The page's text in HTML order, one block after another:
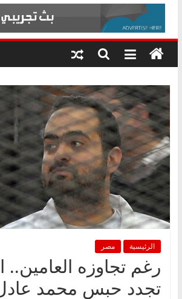
الوزاري لمدينة
إنشاء المبنى الإداري
المجلس القومي لحقوق
متابعة قضية الدكتور
قرينة البراءة وضمانات
درب..
وتبقى
هي
الرئيسية مصر
رغم تجاوزه العامين..